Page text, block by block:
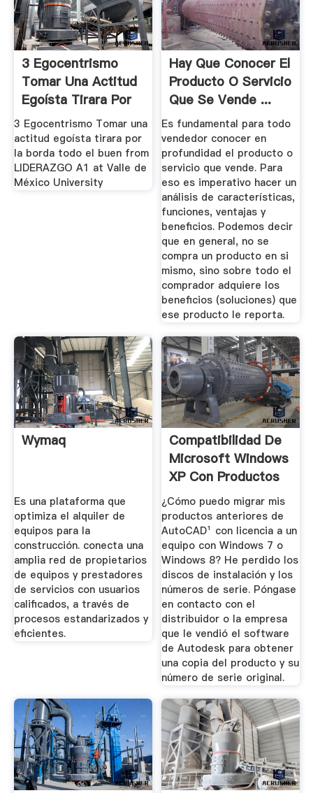
3 Egocentrismo
Tomar Una Actitud
Egoísta Tirara Por
La ...
3 Egocentrismo Tomar una
actitud egoísta tirara por
la borda todo el buen from
LIDERAZGO A1 at Valle de
México University
Hay Que Conocer El
Producto O Servicio
Que Se Vende ...
Es fundamental para todo
vendedor conocer en
profundidad el producto o
servicio que vende. Para
eso es imperativo hacer un
análisis de características,
funciones, ventajas y
beneficios. Podemos decir
que en general, no se
compra un producto en si
mismo, sino sobre todo el
comprador adquiere los
beneficios (soluciones) que
ese producto le reporta.
Wymaq
Es una plataforma que
optimiza el alquiler de
equipos para la
construcción. conecta una
amplia red de propietarios
de equipos y prestadores
de servicios con usuarios
calificados, a través de
procesos estandarizados y
eficientes.
Compatibilidad De
Microsoft Windows
XP Con Productos
...
¿Cómo puedo migrar mis
productos anteriores de
AutoCAD¹ con licencia a un
equipo con Windows 7 o
Windows 8? He perdido los
discos de instalación y los
números de serie. Póngase
en contacto con el
distribuidor o la empresa
que le vendió el software
de Autodesk para obtener
una copia del producto y su
número de serie original.